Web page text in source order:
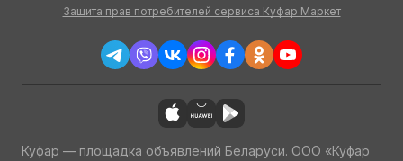
Защита прав потребителей сервиса Куфар Маркет
Куфар — площадка объявлений Беларуси. ООО «Куфар